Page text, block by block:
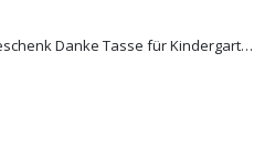
Abschiedsgeschenk Danke Tasse für Kindergarten, Hort